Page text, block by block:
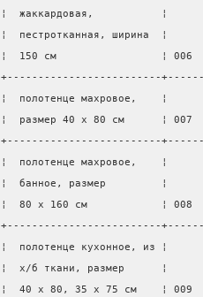
¦  жаккардовая,
¦  пестротканная,
¦  150 см                 ¦
+-------------------------
¦  полотенце махровое,
¦  размер 40 x 80 см
+-------------------------
¦  полотенце махровое,
¦  банное, размер
¦  80 x 160 см            ¦
+-------------------------
¦  полотенце кухонное,
¦  х/б ткани, размер
¦  40 x 80, 35 x 75 см